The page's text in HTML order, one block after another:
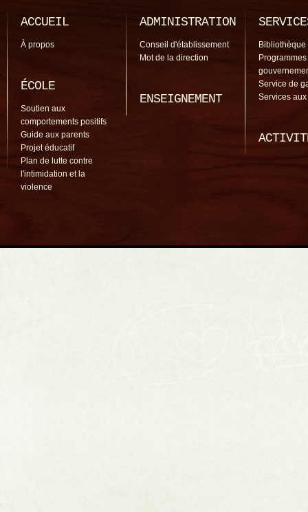
ACCUEIL
À propos
ÉCOLE
Soutien aux
comportements positifs
Guide aux parents
Projet éducatif
Plan de lutte contre
l'intimidation et la
violence
ADMINISTRATION
Conseil d'établissement
Mot de la direction
ENSEIGNEMENT
Bibliothèque
Programmes
Service de
Services